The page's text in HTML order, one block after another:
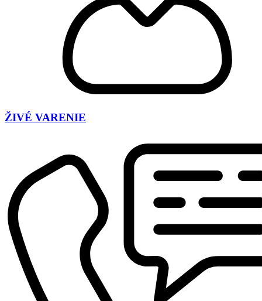
ŽIVÉ VARENIE